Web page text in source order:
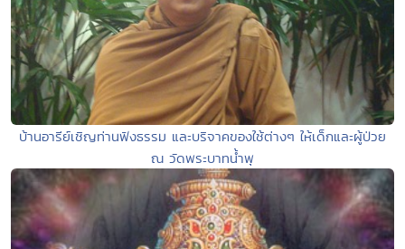
บ้านอารีย์เชิญท่านฟังธรรม และบริจาคของใช้ต่างๆ ให้เด็กและผู้ป่วย
ณ วัดพระบาทน้ำพุ